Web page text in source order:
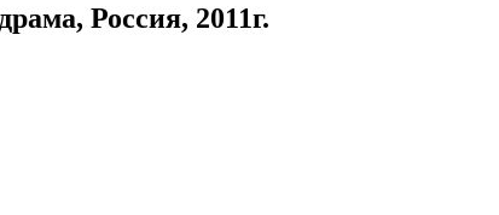
Россия, 2011г.